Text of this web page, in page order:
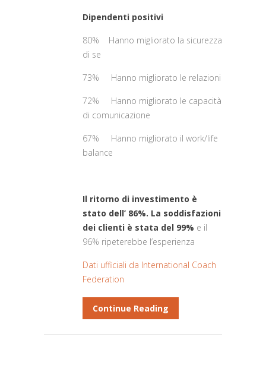
Dipendenti positivi
80% Hanno migliorato la sicurezza
di se
73% Hanno migliorato le relazioni
72% Hanno migliorato le capacità
di comunicazione
67% Hanno migliorato il work/life
balance
Il ritorno di investimento è
stato dell’ 86%. La soddisfazioni
dei clienti è stata del 99% e il
96% ripeterebbe l’esperienza
Dati ufficiali da International Coach
Federation
Continue Reading